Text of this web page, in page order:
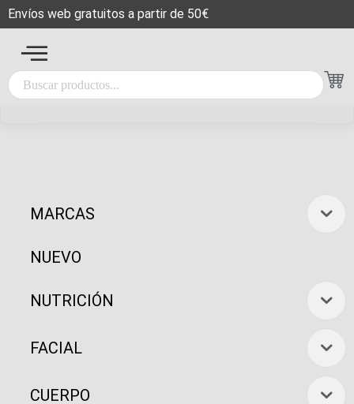
Envíos web gratuitos a partir de 50€
MARCAS
NUEVO
NUTRICIÓN
FACIAL
CUERPO